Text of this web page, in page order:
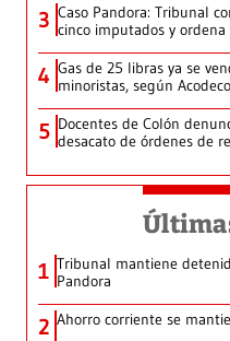
3 Caso Pandora: Tribunal
cinco imputados y
4 Gas de 25 libras ya se
minoristas, según Acodeco
5 Docentes de Colón
desacato de órdenes de
1 Tribunal mantiene
Pandora
2 Ahorro corriente se